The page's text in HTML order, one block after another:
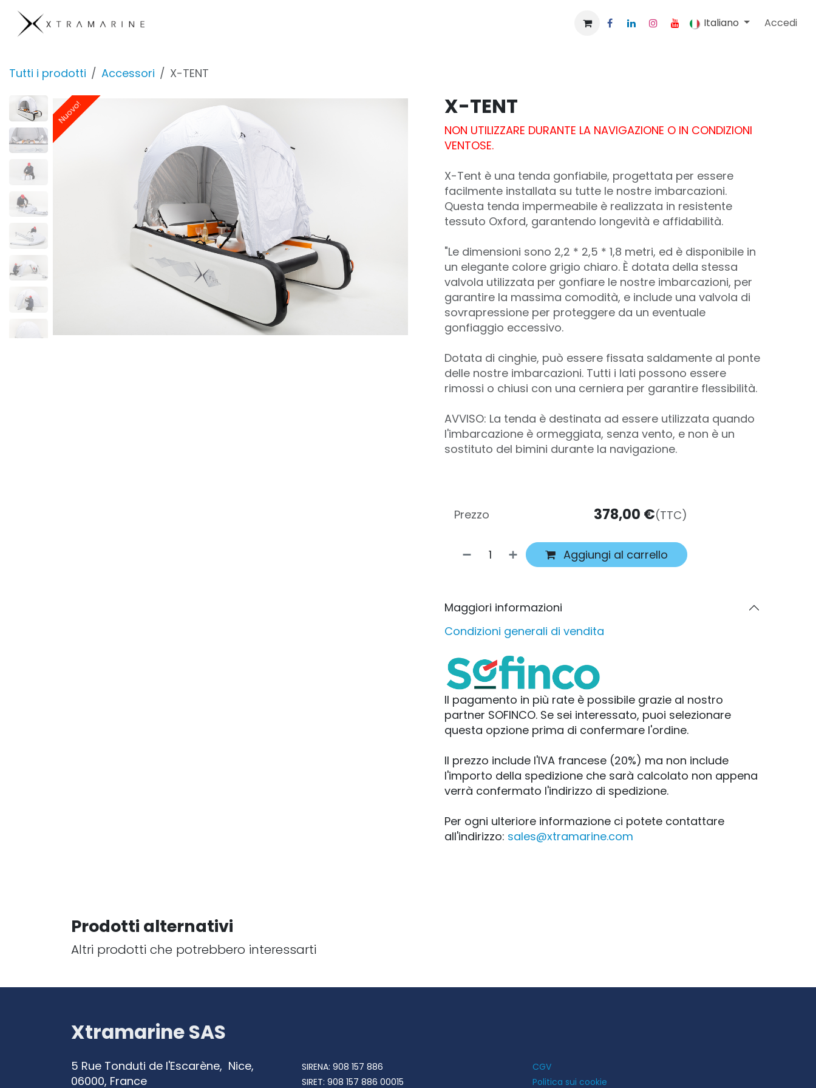
Passa al contenuto
Italiano Accedi
Tutti i prodotti Accessori X-TENT
Nuovo!
Nuovo! X-TENT
NON UTILIZZARE DURANTE LA NAVIGAZIONE O IN CONDIZIONI
VENTOSE.
X-Tent è una tenda gonfiabile, progettata per essere
facilmente installata su tutte le nostre imbarcazioni.
Questa tenda impermeabile è realizzata in resistente
tessuto Oxford, garantendo longevità e affidabilità.
"Le dimensioni sono 2,2 * 2,5 * 1,8 metri, ed è disponibile in
un elegante colore grigio chiaro. È dotata della stessa
valvola utilizzata per gonfiare le nostre imbarcazioni, per
garantire la massima comodità, e include una valvola di
sovrapressione per proteggere da un eventuale
gonfiaggio eccessivo.
Dotata di cinghie, può essere fissata saldamente al ponte
delle nostre imbarcazioni. Tutti i lati possono essere
rimossi o chiusi con una cerniera per garantire flessibilità.
AVVISO: La tenda è destinata ad essere utilizzata quando
l'imbarcazione è ormeggiata, senza vento, e non è un
sostituto del bimini durante la navigazione.
Aggiungi al carrello
Prezzo 378,00 €(TTC)
Maggiori informazioni
Condizioni generali di vendita
Il pagamento in più rate è possibile grazie al nostro
partner SOFINCO. Se sei interessato, puoi selezionare
questa opzione prima di confermare l'ordine.
Il prezzo include l'IVA francese (20%) ma non include
l'importo della spedizione che sarà calcolato non appena
verrà confermato l'indirizzo di spedizione.
Per ogni ulteriore informazione ci potete contattare
all'indirizzo: sales@xtramarine.com
Prodotti alternativi
Altri prodotti che potrebbero interessarti
Xtramarine SAS
5 Rue Tonduti de l'Escarène, Nice,
06000, France
SIRENA: 908 157 886
SIRET: 908 157 886 00015
CGV
Politica sui cookie